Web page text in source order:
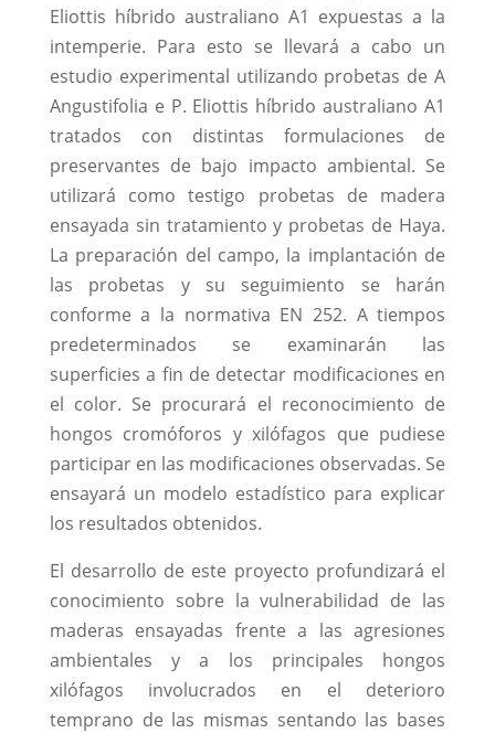
Eliottis híbrido australiano A1 expuestas a la
intemperie. Para esto se llevará a cabo un
estudio experimental utilizando probetas de A
Angustifolia e P. Eliottis híbrido australiano A1
tratados con distintas formulaciones de
preservantes de bajo impacto ambiental. Se
utilizará como testigo probetas de madera
ensayada sin tratamiento y probetas de Haya.
La preparación del campo, la implantación de
las probetas y su seguimiento se harán
conforme a la normativa EN 252. A tiempos
predeterminados se examinarán las
superficies a fin de detectar modificaciones en
el color. Se procurará el reconocimiento de
hongos cromóforos y xilófagos que pudiese
participar en las modificaciones observadas. Se
ensayará un modelo estadístico para explicar
los resultados obtenidos.
El desarrollo de este proyecto profundizará el
conocimiento sobre la vulnerabilidad de las
maderas ensayadas frente a las agresiones
ambientales y a los principales hongos
xilófagos involucrados en el deterioro
temprano de las mismas sentando las bases